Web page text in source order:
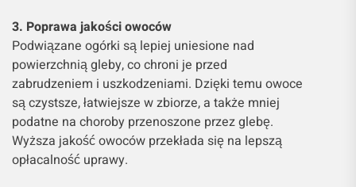
3. Poprawa jakości owoców
Podwiązane ogórki są lepiej uniesione nad
powierzchnią gleby, co chroni je przed
zabrudzeniem i uszkodzeniami. Dzięki temu owoce
są czystsze, łatwiejsze w zbiorze, a także mniej
podatne na choroby przenoszone przez glebę.
Wyższa jakość owoców przekłada się na lepszą
opłacalność uprawy.